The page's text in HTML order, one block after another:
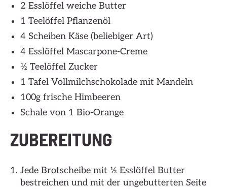
2 Esslöffel weiche Butter
1 Teelöffel Pflanzenöl
4 Scheiben Käse (beliebiger Art)
4 Esslöffel Mascarpone-Creme
½ Teelöffel Zucker
1 Tafel Vollmilchschokolade mit Mandeln
100g frische Himbeeren
Schale von 1 Bio-Orange
ZUBEREITUNG
Jede Brotscheibe mit ½ Esslöffel Butter
bestreichen und mit der ungebutterten Seite